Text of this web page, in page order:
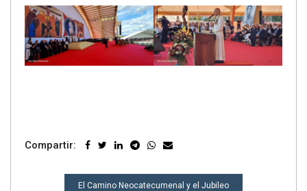
Compartir:
NAVEGACIÓN
El Camino Neocatecumenal y el Jubileo